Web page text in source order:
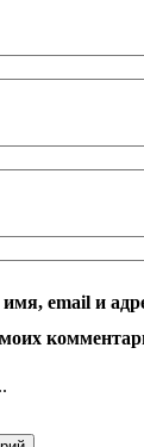
email и